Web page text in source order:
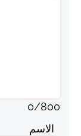
0/800
الاسم